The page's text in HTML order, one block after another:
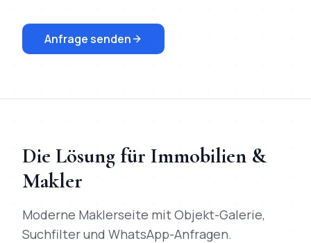
Anfrage senden
Die Lösung für Immobilien &
Makler
Moderne Maklerseite mit Objekt-Galerie,
Suchfilter und WhatsApp-Anfragen.